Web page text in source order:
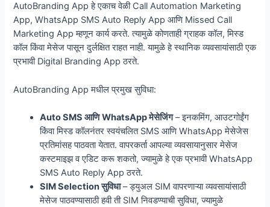
AutoBranding App हे एकाच वेळी Call Automation Marketing
App, WhatsApp SMS Auto Reply App आणि Missed Call
Marketing App म्हणून कार्य करते. त्यामुळे कोणताही ग्राहक कॉल, मिस्ड
कॉल किंवा मेसेज पासून दुर्लक्षित राहत नाही. यामुळे हे स्थानिक व्यवसायांसाठी एक
प्रभावी Digital Branding App ठरते.
AutoBranding App मधील प्रमुख सुविधा:
Auto SMSआणि WhatsAppमेसेजिंग– इनकमिंग, आउटगोईंग
किंवा मिस्ड कॉलनंतर स्वयंचलित SMS आणि WhatsApp मेसेजेस
प्रतिमांसह पाठवता येतात. वापरकर्ता आपल्या व्यवसायानुसार मेसेज
कस्टमाइझ व एडिट करू शकतो, ज्यामुळे हे एक प्रभावी WhatsApp
SMS Auto Reply App ठरते.
SIM Selectionसुविधा– ड्युअल SIM वापरणाऱ्या व्यवसायांसाठी
मेसेज पाठवण्यासाठी हवी ती SIM निवडण्याची सुविधा, ज्यामुळे